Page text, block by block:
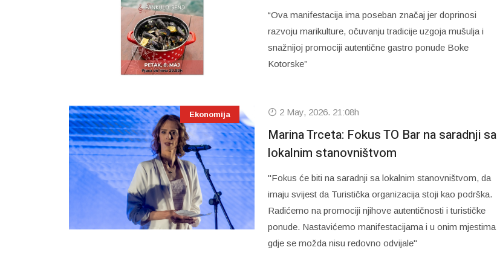
“Ova manifestacija ima poseban značaj jer doprinosi
razvoju marikulture, očuvanju tradicije uzgoja mušulja i
snažnijoj promociji autentične gastro ponude Boke
Kotorske”
Ekonomija 2 May, 2026. 21:08h
Marina Trceta: Fokus TO Bar na saradnji sa
lokalnim stanovništvom
"Fokus će biti na saradnji sa lokalnim stanovništvom, da
imaju svijest da Turistička organizacija stoji kao podrška.
Radićemo na promociji njihove autentičnosti i turističke
ponude. Nastavićemo manifestacijama i u onim mjestima
gdje se možda nisu redovno odvijale"